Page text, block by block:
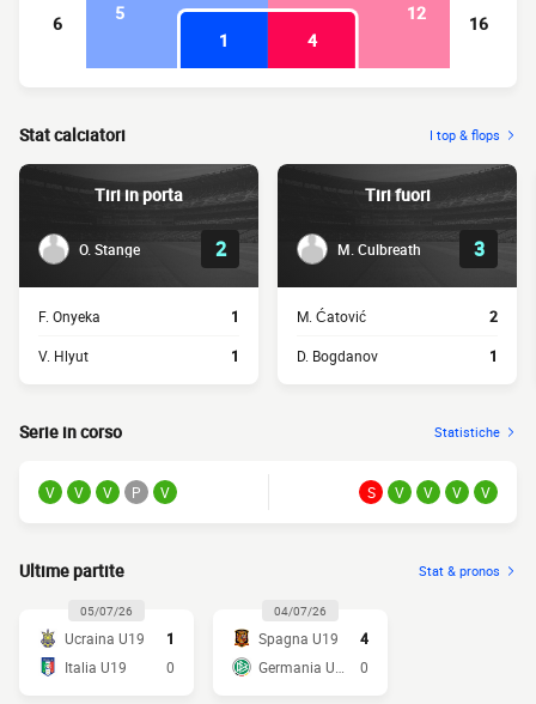
6 5
12
1
4
16
Stat calciatori I top & flops
Tiri in porta
O. Stange 2
F. Onyeka 1
V. Hlyut 1
Tiri fuori
M. Culbreath 3
M. Ćatović 2
D. Bogdanov 1
Serie in corso Statistiche
V V V P V S V V V V
Ultime partite Stat & pronos
05/07/26
Ucraina U19
1
Italia U19
0
04/07/26
Spagna U19
4
0